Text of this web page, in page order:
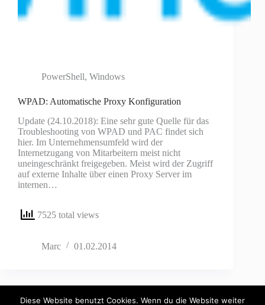
PowerShell, Windows
WPAD: Automatische Proxy Konfiguration
Update (24.10.2018): Eine sehr gute Quelle für das
Troubleshooting von WPAD und PAC findet sich
hier. Im Unternehmensumfeld wird der
Internetzugang von Mitarbeitern meist nicht
uneingeschränkt freigegeben. Meist wird der Zugriff
auf externe Inhalte über einen Proxy Server im
internen…
7525 total views
Marc 01.02.2014
Diese Website benutzt Cookies. Wenn du die Website weiter